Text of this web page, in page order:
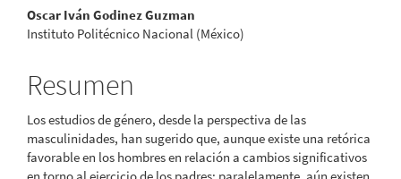
Contenido
principal
del
artículo
Oscar Iván Godinez Guzman
Instituto Politécnico Nacional (México)
Resumen
Los estudios de género, desde la perspectiva de las
masculinidades, han sugerido que, aunque existe una retórica
favorable en los hombres en relación a cambios significativos